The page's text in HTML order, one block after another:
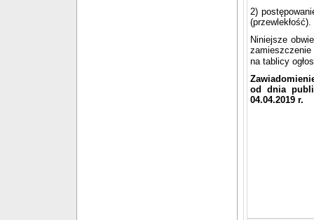
2)
(przewlekłość).
Niniejsze
na tablicy
od dnia
04.04.2019 r.